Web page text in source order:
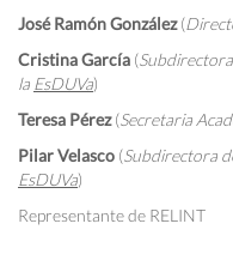
José Ramón González(
Cristina García (
la EsDUVa)
Teresa Pérez(Secretaria
Pilar Velasco (Subdirectora
EsDUVa)
Representante de RELINT